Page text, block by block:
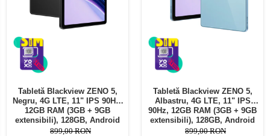
Tabletă Blackview ZENO 5,
Negru, 4G LTE, 11" IPS 90Hz,
12GB RAM (3GB + 9GB
extensibili), 128GB, Android
16, Unisoc T7250, 8300mAh,
899,00 RON
Tabletă Blackview ZENO 5,
Albastru, 4G LTE, 11" IPS
90Hz, 12GB RAM (3GB + 9GB
extensibili), 128GB, Android
16, Unisoc T7250, 8300mAh,
899,00 RON